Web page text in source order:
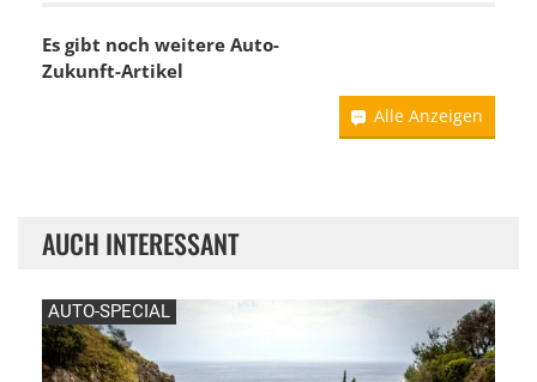
Es gibt noch weitere Auto-
Zukunft-Artikel
Alle Anzeigen
AUCH INTERESSANT
AUTO-SPECIAL